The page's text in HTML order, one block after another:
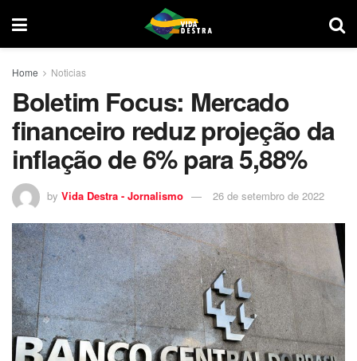
Home Noticias
Boletim Focus: Mercado
financeiro reduz projeção da
inflação de 6% para 5,88%
by Vida Destra - Jornalismo 26 de setembro de 2022